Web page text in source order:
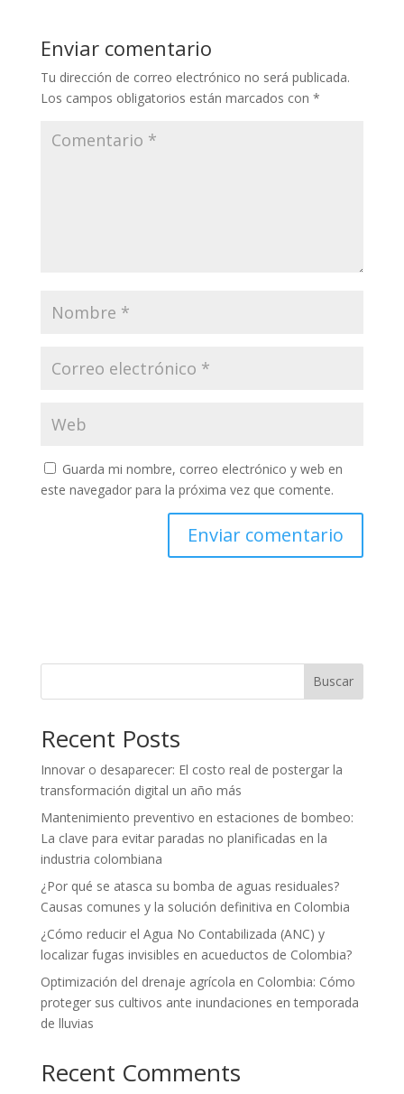
Enviar comentario
Tu dirección de correo electrónico no será publicada.
Los campos obligatorios están marcados con *
Guarda mi nombre, correo electrónico y web en
este navegador para la próxima vez que comente.
Buscar
Recent Posts
Innovar o desaparecer: El costo real de postergar la
transformación digital un año más
Mantenimiento preventivo en estaciones de bombeo:
La clave para evitar paradas no planificadas en la
industria colombiana
¿Por qué se atasca su bomba de aguas residuales?
Causas comunes y la solución definitiva en Colombia
¿Cómo reducir el Agua No Contabilizada (ANC) y
localizar fugas invisibles en acueductos de Colombia?
Optimización del drenaje agrícola en Colombia: Cómo
proteger sus cultivos ante inundaciones en temporada
de lluvias
Recent Comments